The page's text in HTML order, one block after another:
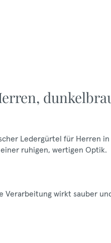
Ledergürtel für Herren in
ruhigen, wertigen Optik.
Verarbeitung wirkt sauber